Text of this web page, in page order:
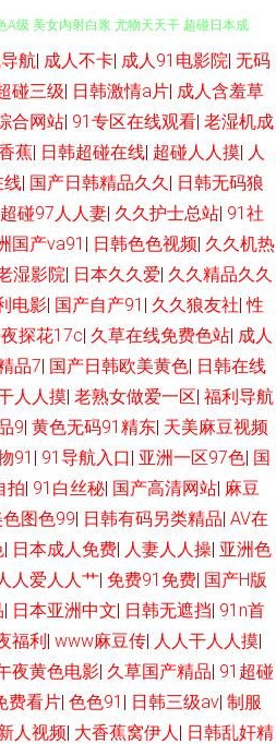
网 亚洲av含羞草 91韩剧网tv 伊人大香蕉
A级 美女内射白浆 尤物天天干 超碰日本成
乱伦con 国产九一 欧美日韩操逼A 久草狼
豆乱一区 含羞草A片 TS伪娘在线 91破处视
湿机 老司机影音先锋 韩国三A91片 人人操
九一福利导航 变态另类第7页 成人草
综合逼 三级片网av 国产男女啪啪视频 国
址在线 91精品网 黄色中文字幕 成人看片
品国产区久久 天天撸天天操 大香蕉原网址
影音先锋 性爱激情网 在线搞鸡巴国产 AV
天激情社区 丁香五月影院 日本色站 精品
航| 成人不卡| 成人91电影院| 无码
碰三级| 日韩激情a片| 成人含羞草
合网站| 91专区在线观看| 老湿机成
蕉| 日韩超碰在线| 超碰人人摸| 人
线| 国产日韩精品久久| 日韩无码狼
超碰97人人妻| 久久护士总站| 91社
国产va91 | 日韩色色视频| 久久机热
湿影院| 日本久久爱| 久久精品久久
电影| 国产自产91 | 久久狼友社|性
探花17c| 久草在线免费色站| 成人
品7| 国产日韩欧美黄色| 日韩在线
人人摸| 老熟女做爱一区| 福利导航
9| 黄色无码91精东| 天美麻豆视频
91 | 91导航入口| 亚洲一区97色| 国
拍| 91白丝秘| 国产高清网站| 麻豆
图色99| 日韩有码另类精品| AV在
| 日本成人免费| 人妻人人操| 亚洲色
人爱人人艹| 免费91免费| 国产H版
| 日本亚洲中文| 日韩无遮挡| 91n首
福利| www麻豆传| 人人干人人摸|
夜黄色电影| 久草国产精品| 91超碰
费看片| 色色91 | 日韩三级av| 制服
人视频| 大香蕉窝伊人| 日韩乱奸精